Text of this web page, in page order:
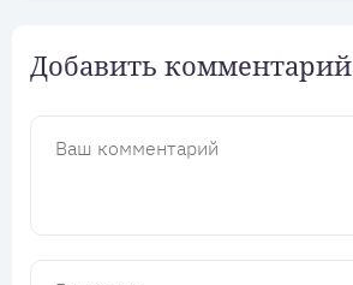
Добавить комментарий